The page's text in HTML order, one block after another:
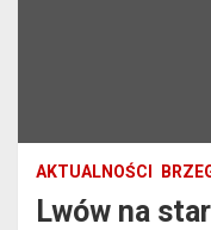
AKTUALNOŚCI
Lwów na